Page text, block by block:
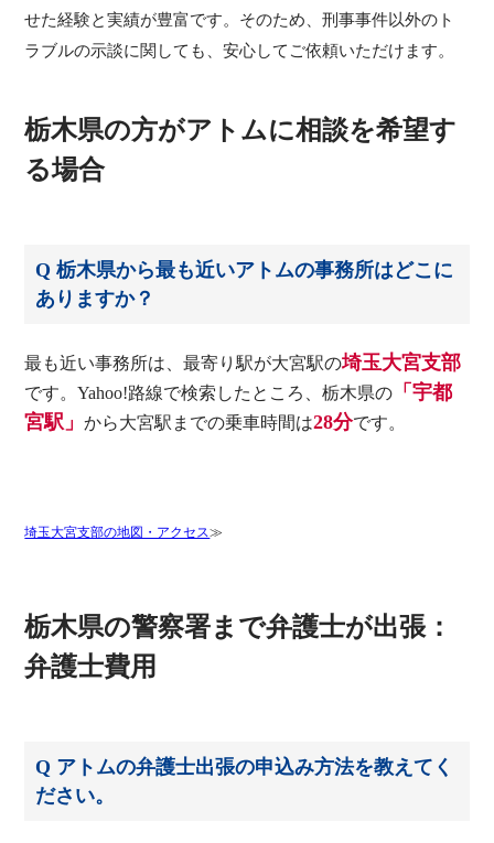
せた経験と実績が豊富です。そのため、刑事事件以外のト
ラブルの示談に関しても、安心してご依頼いただけます。
栃木県の方がアトムに相談を希望す
る場合
Q 栃木県から最も近いアトムの事務所はどこに
ありますか？
最も近い事務所は、最寄り駅が大宮駅の埼玉大宮支部
です。Yahoo!路線で検索したところ、栃木県の 「宇都
宮駅」から大宮駅までの乗車時間は28分です。
埼玉大宮支部の地図・アクセス
栃木県の警察署まで弁護士が出張：
弁護士費用
Q アトムの弁護士出張の申込み方法を教えてく
ださい。